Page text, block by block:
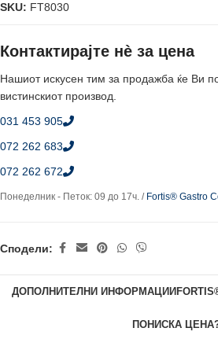
SKU: FT8030
Контактирајте нè за цена
Нашиот искусен тим за продажба ќе Ви
вистинскиот производ.
031 453 905
072 262 683
072 262 672
Понеделник - Петок: 09 до 17ч. / Fortis® Gastro
Сподели:
ДОПОЛНИТЕЛНИ ИНФОРМАЦИИ
ПОНИСКА